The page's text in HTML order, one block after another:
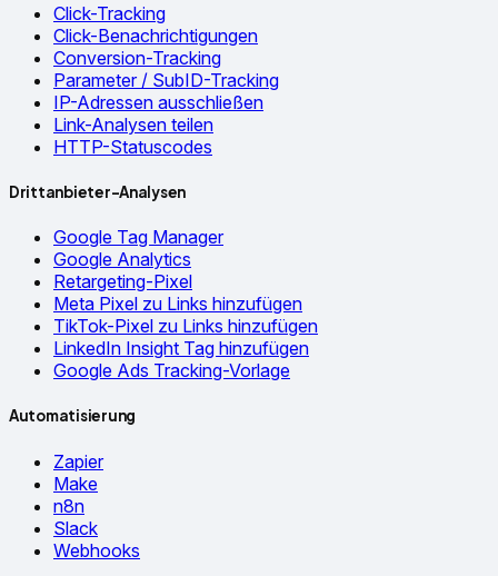
Click-Tracking
Click-Benachrichtigungen
Conversion-Tracking
Parameter / SubID-Tracking
IP-Adressen ausschließen
Link-Analysen teilen
HTTP-Statuscodes
Drittanbieter-Analysen
Google Tag Manager
Google Analytics
Retargeting-Pixel
Meta Pixel zu Links hinzufügen
TikTok-Pixel zu Links hinzufügen
LinkedIn Insight Tag hinzufügen
Google Ads Tracking-Vorlage
Automatisierung
Zapier
Make
n8n
Slack
Webhooks